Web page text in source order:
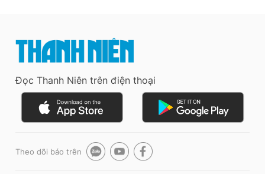
Đọc Thanh Niên trên điện thoại
Theo dõi báo trên